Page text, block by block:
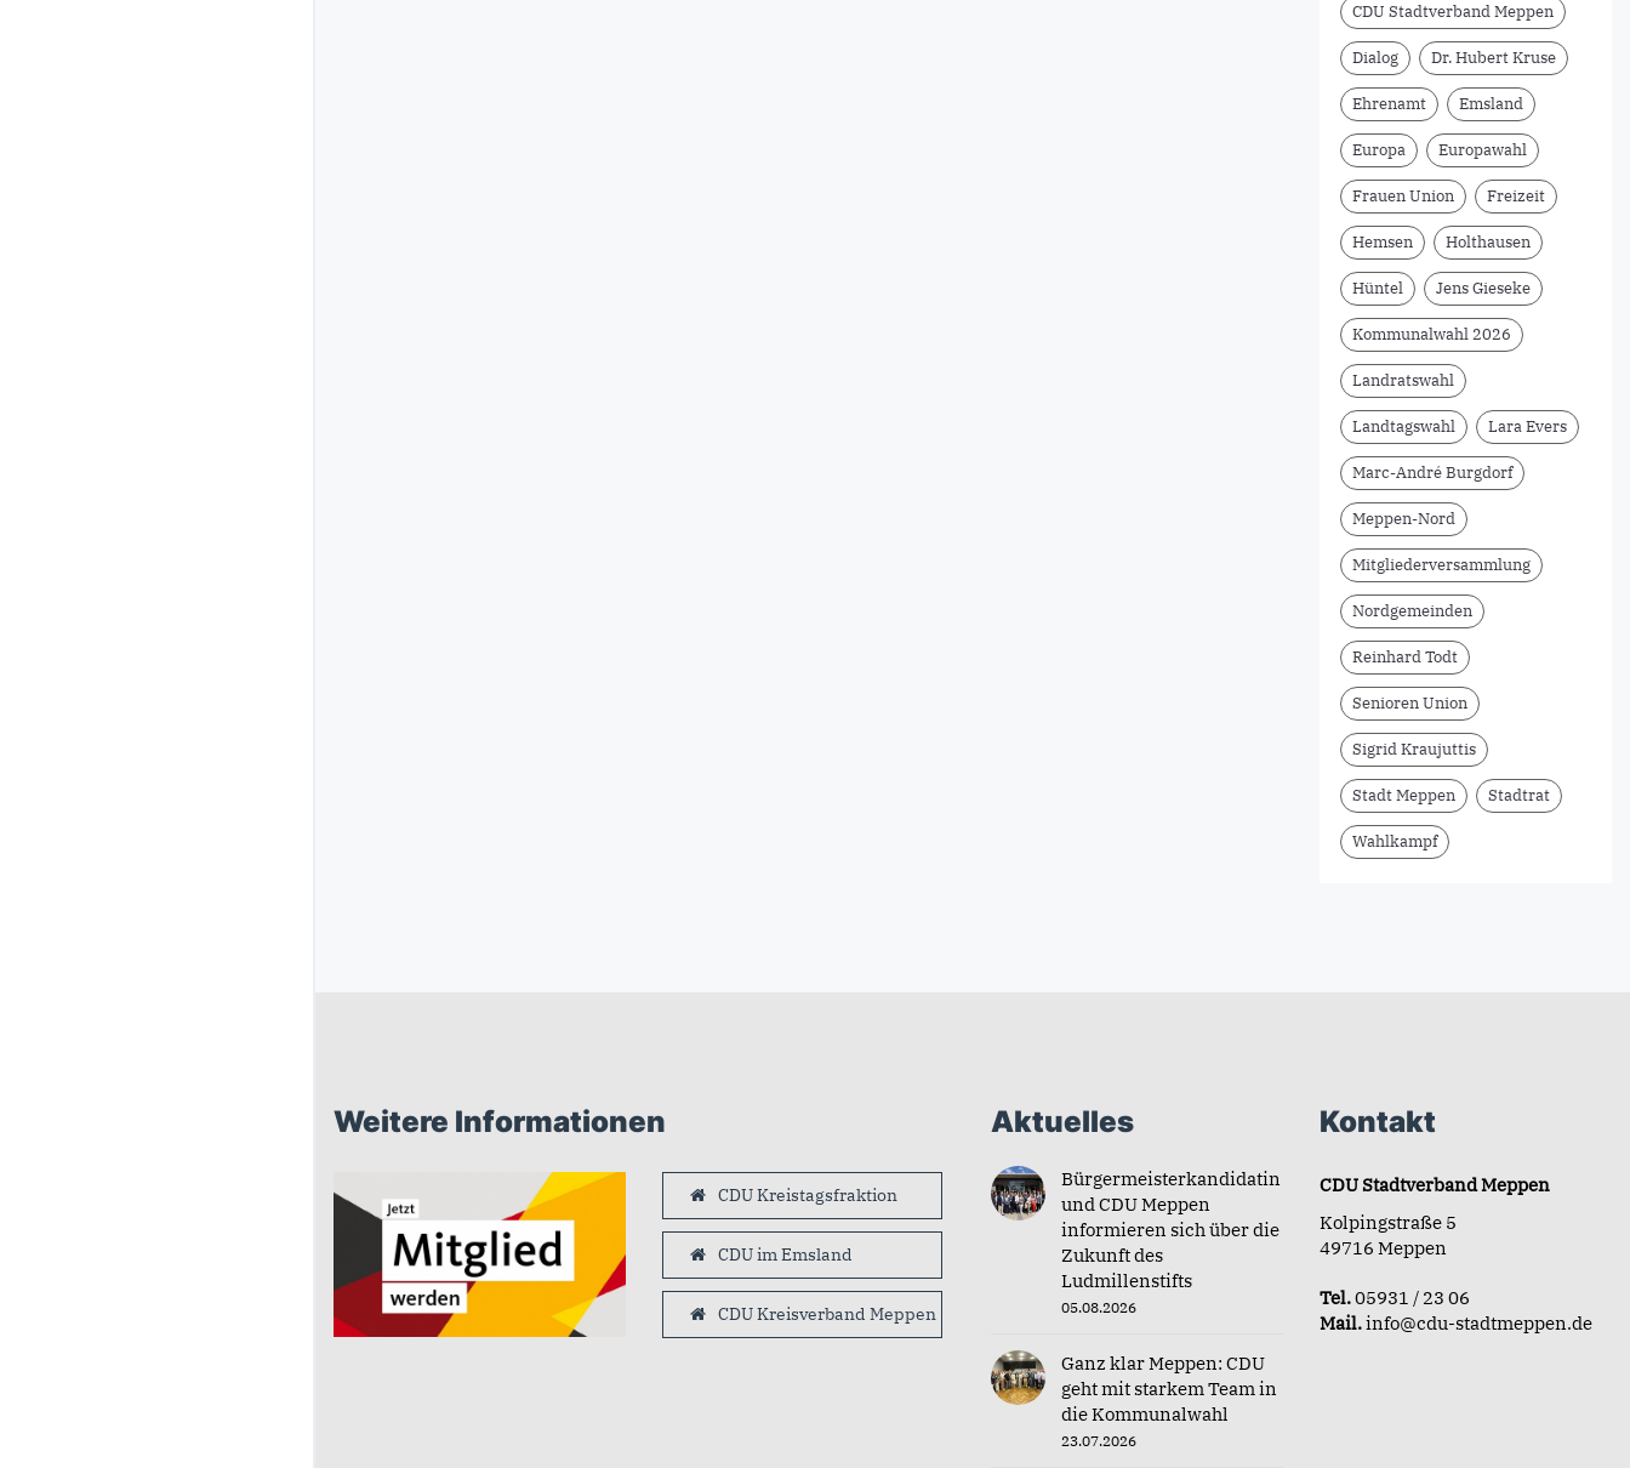
CDU Stadtverband Meppen
Dialog Dr. Hubert Kruse
Ehrenamt Emsland
Europa Europawahl
Frauen Union Freizeit
Hemsen Holthausen
Hüntel Jens Gieseke
Kommunalwahl 2026
Landratswahl
Landtagswahl Lara Evers
Marc-André Burgdorf
Meppen-Nord
Mitgliederversammlung
Nordgemeinden
Reinhard Todt
Senioren Union
Sigrid Kraujuttis
Stadt Meppen Stadtrat
Wahlkampf
Weitere Informationen
CDU Kreistagsfraktion
CDU im Emsland
CDU Kreisverband Meppen
Aktuelles
Bürgermeisterkandidatin
und CDU Meppen
informieren sich über die
Zukunft des
Ludmillenstifts
05.08.2026
Ganz klar Meppen: CDU
geht mit starkem Team in
die Kommunalwahl
23.07.2026
Kontakt
CDU Stadtverband Meppen
Kolpingstraße 5
49716 Meppen
Tel.05931 / 23 06
Mail.info@cdu-stadtmeppen.de